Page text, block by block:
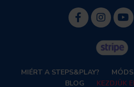
MIÉRT A STEPS&PLAY?
BLOG
KEZDJÜK